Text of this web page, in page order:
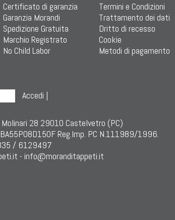
Certificato di garanzia
Garanzia Morandi
Spedizione Gratuita
Marchio Registrato
No Child Labor
Termini e Condizioni
Trattamento dei dati
Dritto di recesso
Cookie
Metodi di pagamento
Accedi |
Molinari 28 29010 Castelvetro (PC)
Reg.Imp. PC N.111989/1996.
/ 6129497
- info@moranditappeti.it